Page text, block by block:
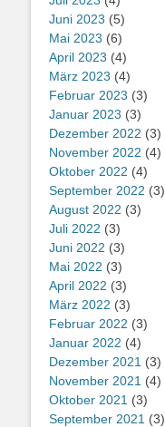
Juni 2023 (5)
Mai 2023 (6)
April 2023 (4)
März 2023 (4)
Februar 2023 (3)
Januar 2023 (3)
Dezember 2022 (3)
November 2022 (4)
Oktober 2022 (4)
September 2022 (3)
August 2022 (3)
Juli 2022 (3)
Juni 2022 (3)
Mai 2022 (3)
April 2022 (3)
März 2022 (3)
Februar 2022 (3)
Januar 2022 (4)
Dezember 2021 (3)
November 2021 (4)
Oktober 2021 (3)
September 2021 (3)